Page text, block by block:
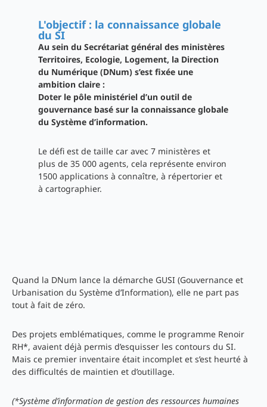
L'objectif : la connaissance globale
du SI
Au sein du Secrétariat général des ministères
Territoires, Ecologie, Logement, la Direction
du Numérique (DNum) s’est fixée une
ambition claire :
Doter le pôle ministériel d’un outil de
gouvernance basé sur la connaissance globale
du Système d’information.
Le défi est de taille car avec 7 ministères et
plus de 35 000 agents, cela représente environ
1500 applications à connaître, à répertorier et
à cartographier.
Quand la DNum lance la démarche GUSI (Gouvernance et
Urbanisation du Système d’Information), elle ne part pas
tout à fait de zéro.
Des projets emblématiques, comme le programme Renoir
RH*, avaient déjà permis d’esquisser les contours du SI.
Mais ce premier inventaire était incomplet et s’est heurté à
des difficultés de maintien et d’outillage.
(*Système d’information de gestion des ressources humaines